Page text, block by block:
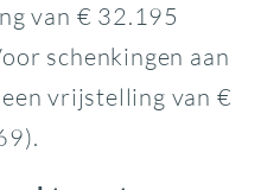
van € 32.195
schenkingen aan
vrijstelling van €